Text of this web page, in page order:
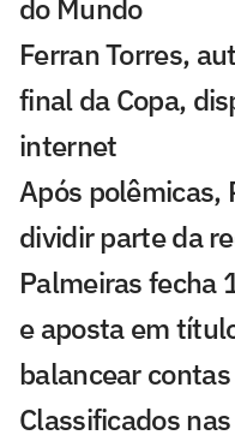
do Mundo
Ferran Torres,
final da Copa,
internet
Após polêmicas,
dividir parte da
Palmeiras fecha
e aposta em
balancear contas
Classificados